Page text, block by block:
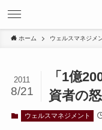
ホーム ウェルスマネジメ
「1億
資者の
2011
8/21
ウェルスマネジメント